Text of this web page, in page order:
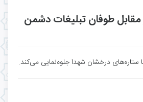
مقابل طوفان تبلیغات دشمن
ستاره‌های درخشان شهدا جلوه‌نمایی می‌کند.